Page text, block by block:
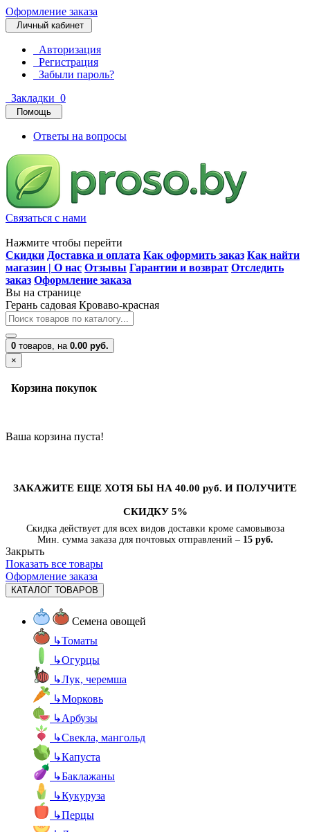
Оформление заказа
Личный кабинет
Авторизация
Регистрация
Забыли пароль?
Закладки 0
Помощь
Ответы на вопросы
Связаться с нами
Нажмите чтобы перейти
Скидки Доставка и оплата Как оформить заказ Как найти
магазин | О нас Отзывы Гарантии и возврат Отследить
заказ Оформление заказа
Вы на странице
Герань садовая Кроваво-красная
0 товаров, на 0.00 руб.
×
Корзина покупок
Ваша корзина пуста!
ЗАКАЖИТЕ ЕЩЕ ХОТЯ БЫ НА 40.00 руб. И ПОЛУЧИТЕ
СКИДКУ 5%
Скидка действует для всех видов доставки кроме самовывоза
Мин. сумма заказа для почтовых отправлений – 15 руб.
Закрыть
Показать все товары
Оформление заказа
КАТАЛОГ ТОВАРОВ
Семена овощей
↳Томаты
↳Огурцы
↳Лук, черемша
↳Морковь
↳Арбузы
↳Свекла, мангольд
↳Капуста
↳Баклажаны
↳Кукуруза
↳Перцы